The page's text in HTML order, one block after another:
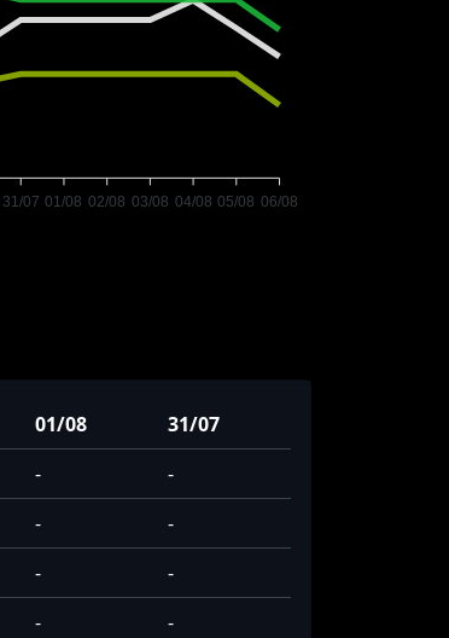
31/07 01/08 02/08 03/08 04/08 05/08 06/08
01/08
31/07
-
-
-
-
-
-
-
-